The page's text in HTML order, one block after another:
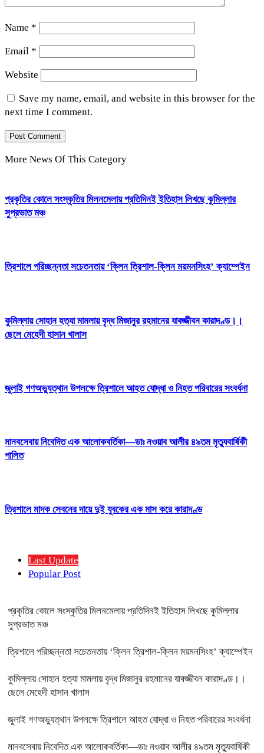
Name *
Email *
Website
Save my name, email, and website in this browser for the
next time I comment.
More News Of This Category
প্রকৃতির কোলে সংস্কৃতির মিলনমেলায় প্রতিদিনই ইতিহাস লিখছে কুমিল্লার
সুপ্রভাত মঞ্চ
ত্রিশালে পরিচ্ছন্নতা সচেতনতায় ‘ক্লিন ত্রিশাল-ক্লিন ময়মনসিংহ’ ক্যাম্পেইন
কুমিল্লায় সোহান হত্যা মামলায় বৃদ্ধ মিজানুর রহমানের যাবজ্জীবন কারাদণ্ড।।
ছেলে মেহেদী হাসান খালাস
জুলাই গণঅভ্যুত্থান উপলক্ষে ত্রিশালে আহত যোদ্ধা ও নিহত পরিবারের সংবর্ধনা
মানবসেবায় নিবেদিত এক আলোকবর্তিকা—ডাঃ নওয়াব আলীর ৪৯তম মৃত্যুবার্ষিকী
পালিত
ত্রিশালে মাদক সেবনের দায়ে দুই যুবকের এক মাস করে কারাদণ্ড
Last Update
Popular Post
প্রকৃতির কোলে সংস্কৃতির মিলনমেলায় প্রতিদিনই ইতিহাস লিখছে কুমিল্লার
সুপ্রভাত মঞ্চ
ত্রিশালে পরিচ্ছন্নতা সচেতনতায় ‘ক্লিন ত্রিশাল-ক্লিন ময়মনসিংহ’ ক্যাম্পেইন
কুমিল্লায় সোহান হত্যা মামলায় বৃদ্ধ মিজানুর রহমানের যাবজ্জীবন কারাদণ্ড।।
ছেলে মেহেদী হাসান খালাস
জুলাই গণঅভ্যুত্থান উপলক্ষে ত্রিশালে আহত যোদ্ধা ও নিহত পরিবারের সংবর্ধনা
মানবসেবায় নিবেদিত এক আলোকবর্তিকা—ডাঃ নওয়াব আলীর ৪৯তম মৃত্যুবার্ষিকী